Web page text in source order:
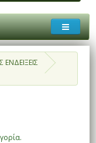
ΕΝΔΕΙΞΕΙΣ